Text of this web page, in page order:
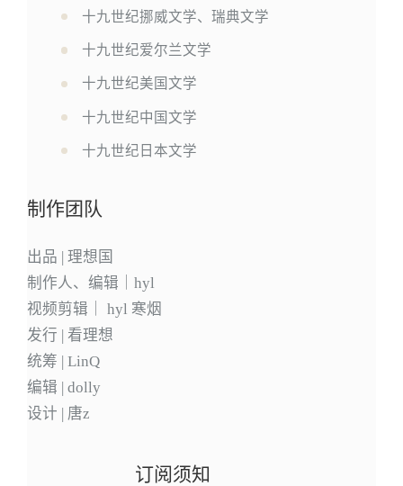
十九世纪挪威文学、瑞典文学
十九世纪爱尔兰文学
十九世纪美国文学
十九世纪中国文学
十九世纪日本文学
制作团队
出品 | 理想国
制作人、编辑｜hyl
视频剪辑｜ hyl 寒烟
发行 | 看理想
统筹 | LinQ
编辑 | dolly
设计 | 唐z
订阅须知